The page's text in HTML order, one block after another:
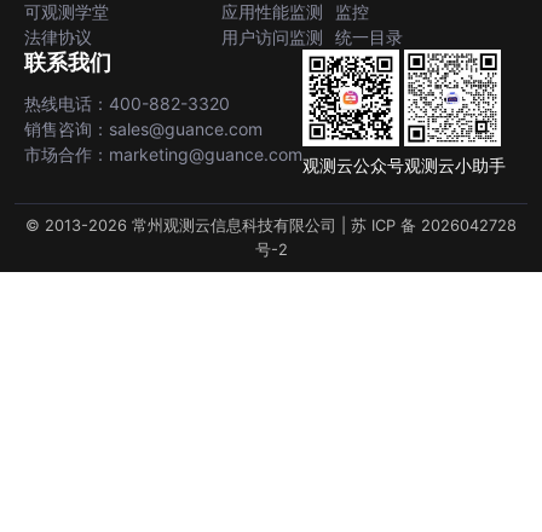
可观测学堂
法律协议
应用性能监测
用户访问监测
监控
统一目录
联系我们
热线电话：400-882-3320
销售咨询：sales@guance.com
市场合作：marketing@guance.com
观测云公众号观测云小助手
© 2013-2026 常州观测云信息科技有限公司 | 苏 ICP 备 2026042728
号-2